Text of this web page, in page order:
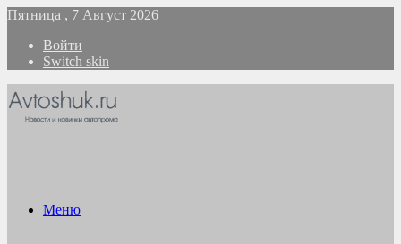
Пятница , 7 Август 2026
Войти
Switch skin
Меню